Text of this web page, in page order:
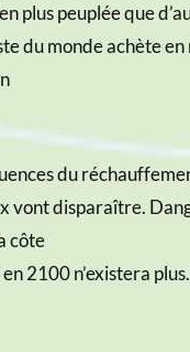
plus peuplée que
du monde achète
du
vont disparaître.
côte
2100 n’existera